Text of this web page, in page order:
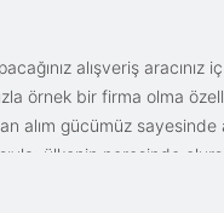
alışveriş
örnek bir firma olma
gücümüz
ülkenin neresinde
için doğru